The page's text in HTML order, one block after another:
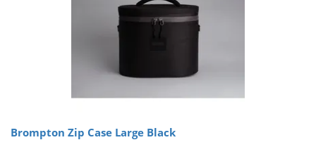
Brompton Zip Case Large Black